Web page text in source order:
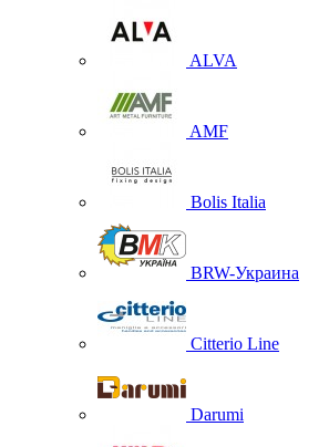
ALVA
AMF
Bolis Italia
BRW-Украина
Citterio Line
Darumi